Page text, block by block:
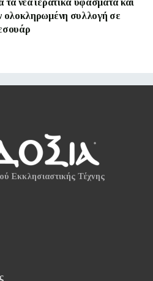
τα νέα ιερατικά υφάσματα και
ολοκληρωμένη συλλογή σε
Εκκλησιαστικής Τέχνης